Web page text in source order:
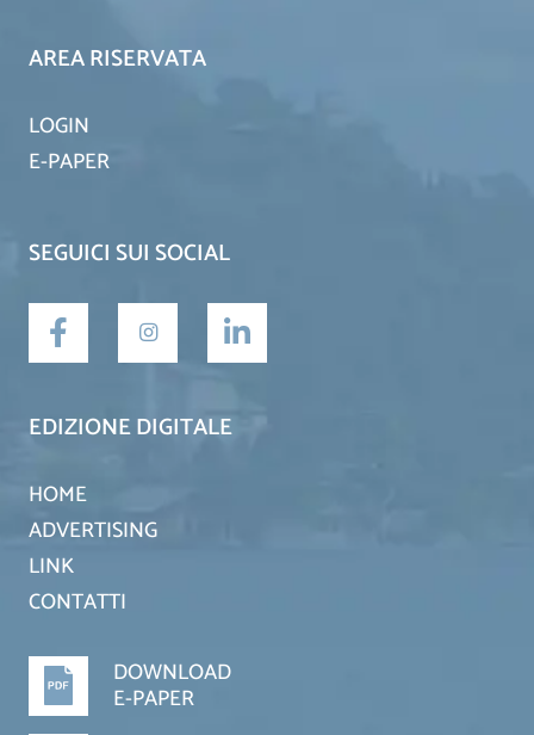
AREA RISERVATA
LOGIN
E-PAPER
SEGUICI SUI SOCIAL
EDIZIONE DIGITALE
HOME
ADVERTISING
LINK
CONTATTI
DOWNLOAD
E-PAPER